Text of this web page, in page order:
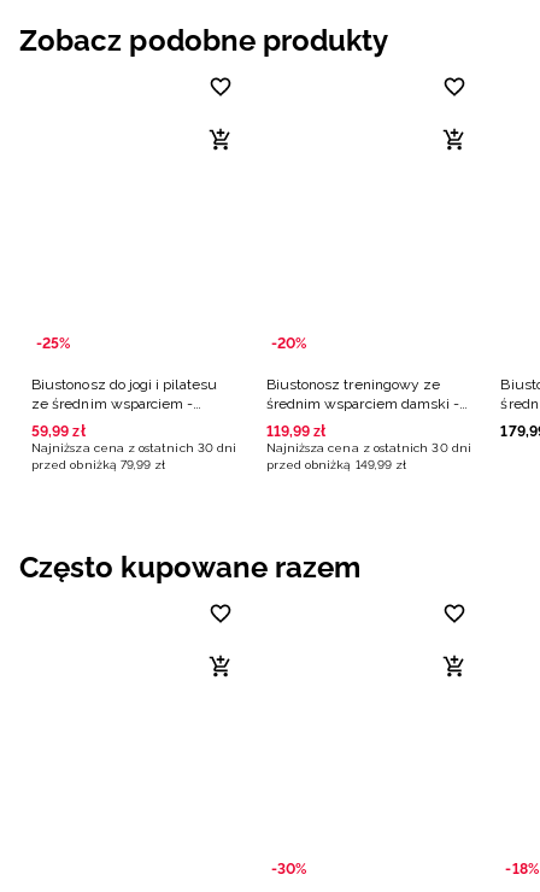
Zobacz podobne produkty
-25%
Biustonosz do jogi i pilatesu
ze średnim wsparciem -
fioletowy
59,99 zł
Najniższa cena z ostatnich 30 dni
przed obniżką 79,99 zł
-20%
Biustonosz treningowy ze
średnim wsparciem damski -
fioletowy
119,99 zł
Najniższa cena z ostatnich 30 dni
przed obniżką 149,99 zł
179,
Często kupowane razem
-30% -18%